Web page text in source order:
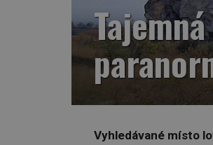
Vyhledávané místo